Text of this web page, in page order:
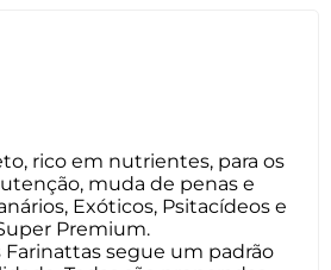
rico em nutrientes, para os
muda de penas e
Exóticos, Psitacídeos e
Premium.
Farinattas segue um padrão